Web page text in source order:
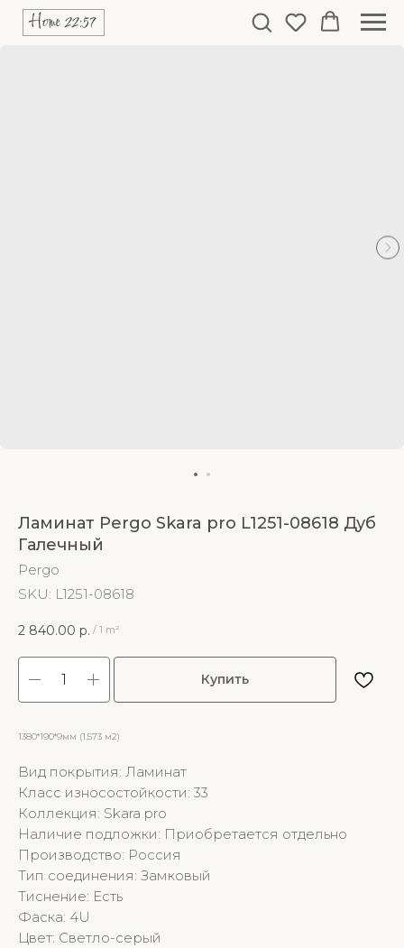
Ламинат Pergo Skara pro L1251-08618 Дуб
Галечный
Pergo
SKU: L1251-08618
2 840.00 р. / 1 m²
Купить
1380*190*9мм (1.573 м2)
Вид покрытия: Ламинат
Класс износостойкости: 33
Коллекция: Skara pro
Наличие подложки: Приобретается отдельно
Производство: Россия
Тип соединения: Замковый
Тиснение: Есть
Фаска: 4U
Цвет: Светло-серый